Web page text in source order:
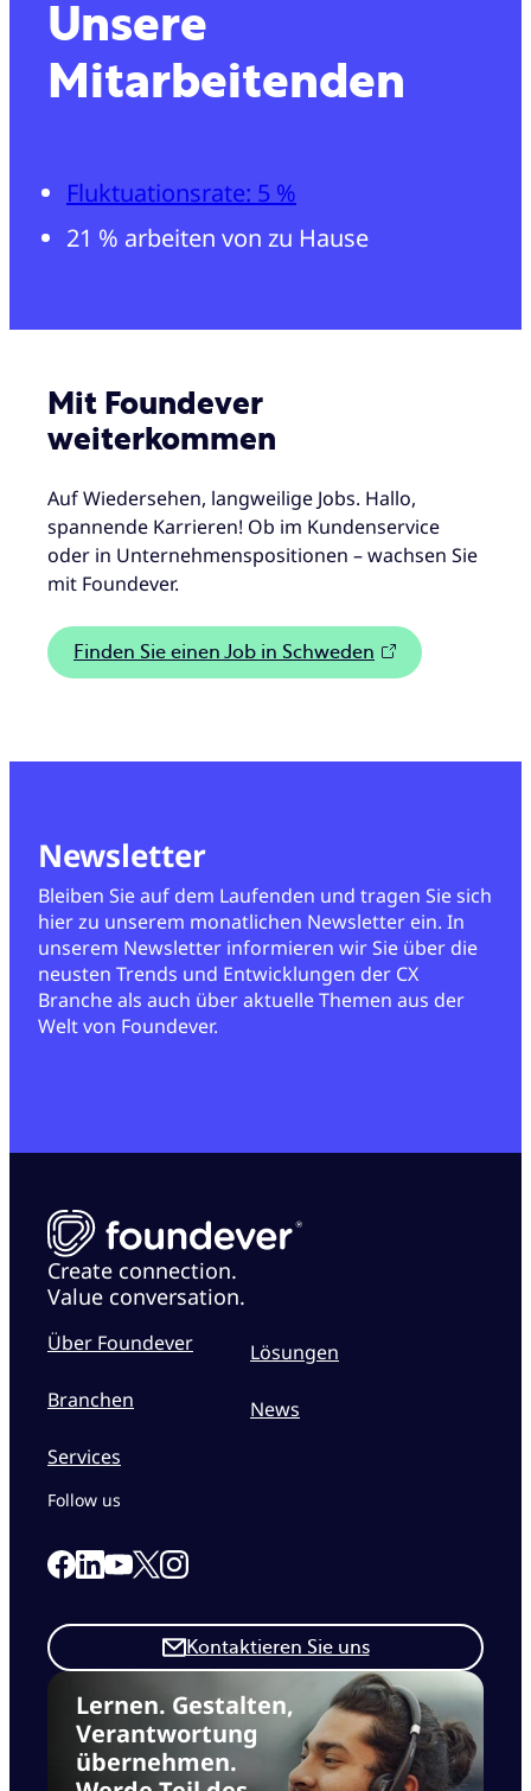
Unsere
Mitarbeitenden
Fluktuationsrate: 5 %
21 % arbeiten von zu Hause
Mit Foundever
weiterkommen
Auf Wiedersehen, langweilige Jobs. Hallo,
spannende Karrieren! Ob im Kundenservice
oder in Unternehmenspositionen – wachsen Sie
mit Foundever.
Finden Sie einen Job in Schweden
Newsletter
Bleiben Sie auf dem Laufenden und tragen Sie sich
hier zu unserem monatlichen Newsletter ein. In
unserem Newsletter informieren wir Sie über die
neusten Trends und Entwicklungen der CX
Branche als auch über aktuelle Themen aus der
Welt von Foundever.
Create connection.
Value conversation.
Über Foundever
Branchen
Services
Lösungen
News
Lernen. Gestalten,
Verantwortung
übernehmen.
Kontaktieren Sie uns
Follow us
Link to our Facebook page
Link to our Linkedin page
Link to our Youtube page
Link to our X page
Link to our Instagram page